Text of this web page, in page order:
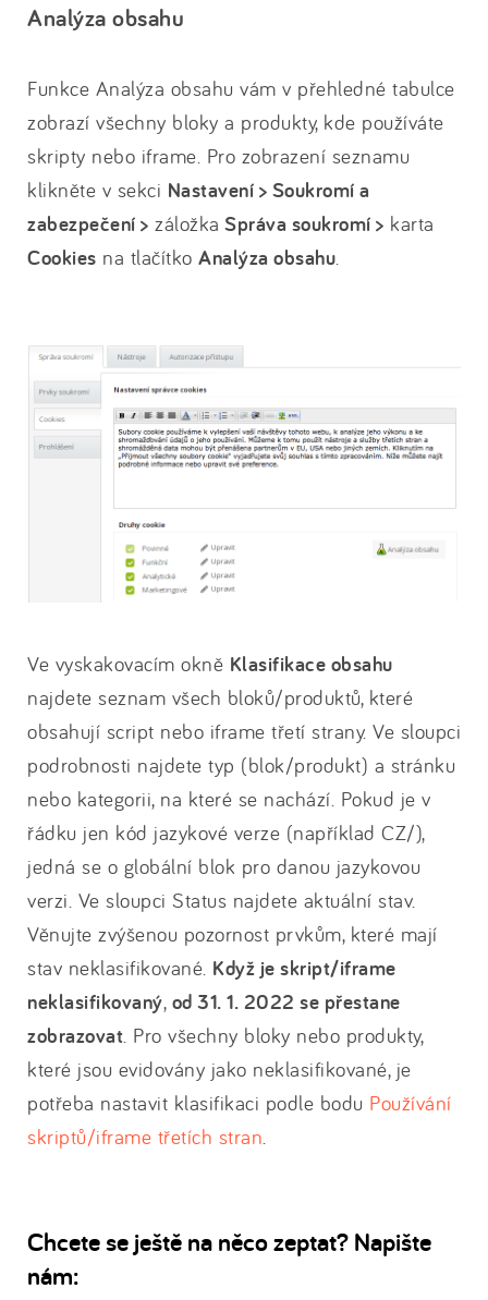
Analýza obsahu
Funkce Analýza obsahu vám v přehledné tabulce
zobrazí všechny bloky a produkty, kde používáte
skripty nebo iframe. Pro zobrazení seznamu
klikněte v sekci Nastavení > Soukromí a
zabezpečení > záložka Správa soukromí > karta
Cookies na tlačítko Analýza obsahu.
Ve vyskakovacím okně Klasifikace obsahu
najdete seznam všech bloků/produktů, které
obsahují script nebo iframe třetí strany. Ve sloupci
podrobnosti najdete typ (blok/produkt) a stránku
nebo kategorii, na které se nachází. Pokud je v
řádku jen kód jazykové verze (například CZ/),
jedná se o globální blok pro danou jazykovou
verzi. Ve sloupci Status najdete aktuální stav.
Věnujte zvýšenou pozornost prvkům, které mají
stav neklasifikované. Když je skript/iframe
neklasifikovaný, od 31. 1. 2022 se přestane
zobrazovat. Pro všechny bloky nebo produkty,
které jsou evidovány jako neklasifikované, je
potřeba nastavit klasifikaci podle bodu Používání
skriptů/iframe třetích stran.
Chcete se ještě na něco zeptat? Napište
nám: